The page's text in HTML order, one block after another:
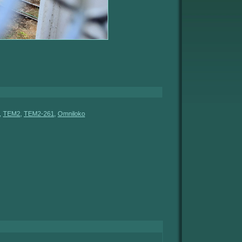
TEM2 TEM2-261
Omniloko